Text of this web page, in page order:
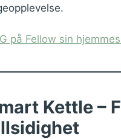
på Fellow sin
Kettle –